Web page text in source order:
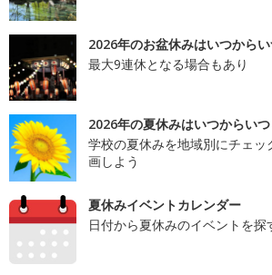
2026年のお盆休みはいつからい
最大9連休となる場合もあり
2026年の夏休みはいつからいつ
学校の夏休みを地域別にチェッ
画しよう
夏休みイベントカレンダー
日付から夏休みのイベントを探